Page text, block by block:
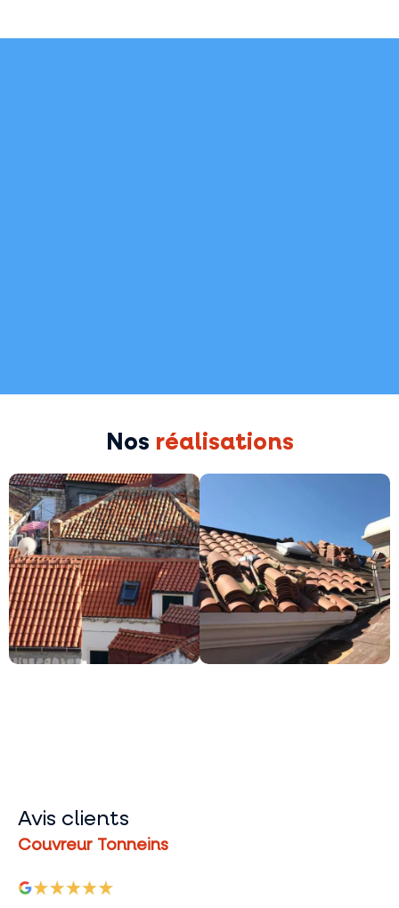
Nos réalisations
Avis clients
Couvreur Tonneins